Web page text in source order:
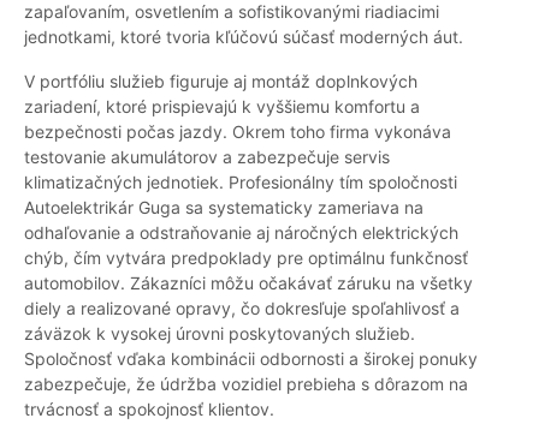
zapaľovaním, osvetlením a sofistikovanými riadiacimi
jednotkami, ktoré tvoria kľúčovú súčasť moderných áut.
V portfóliu služieb figuruje aj montáž doplnkových
zariadení, ktoré prispievajú k vyššiemu komfortu a
bezpečnosti počas jazdy. Okrem toho firma vykonáva
testovanie akumulátorov a zabezpečuje servis
klimatizačných jednotiek. Profesionálny tím spoločnosti
Autoelektrikár Guga sa systematicky zameriava na
odhaľovanie a odstraňovanie aj náročných elektrických
chýb, čím vytvára predpoklady pre optimálnu funkčnosť
automobilov. Zákazníci môžu očakávať záruku na všetky
diely a realizované opravy, čo dokresľuje spoľahlivosť a
záväzok k vysokej úrovni poskytovaných služieb.
Spoločnosť vďaka kombinácii odbornosti a širokej ponuky
zabezpečuje, že údržba vozidiel prebieha s dôrazom na
trvácnosť a spokojnosť klientov.